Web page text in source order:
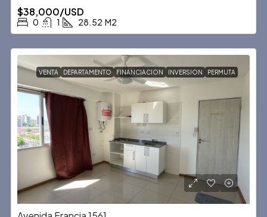
$38,000/USD
0 1 28.52 M2
VENTA DEPARTAMENTO FINANCIACION INVERSION PERMUTA